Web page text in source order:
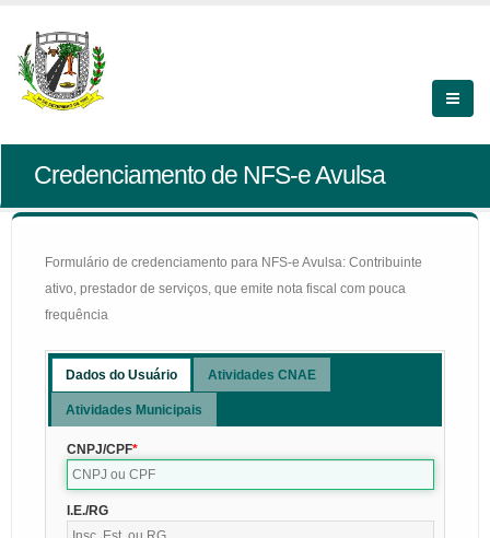
Credenciamento de NFS-e Avulsa
Formulário de credenciamento para NFS-e Avulsa: Contribuinte
ativo, prestador de serviços, que emite nota fiscal com pouca
frequência
Dados do Usuário Atividades CNAE
Atividades Municipais
CNPJ/CPF
I.E./RG